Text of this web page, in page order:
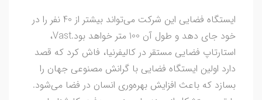
ایستگاه فضایی این شرکت می‌تواند بیشتر از 40 نفر را در
خود جای دهد و طول آن 100 متر خواهد بود.Vast،
استارتاپ فضایی مستقر در کالیفرنیا، فاش کرد که قصد
دارد اولین ایستگاه فضایی با گرانش مصنوعی جهان را
بسازد که باعث افزایش بهره‌وری انسان در فضا می‌شود.